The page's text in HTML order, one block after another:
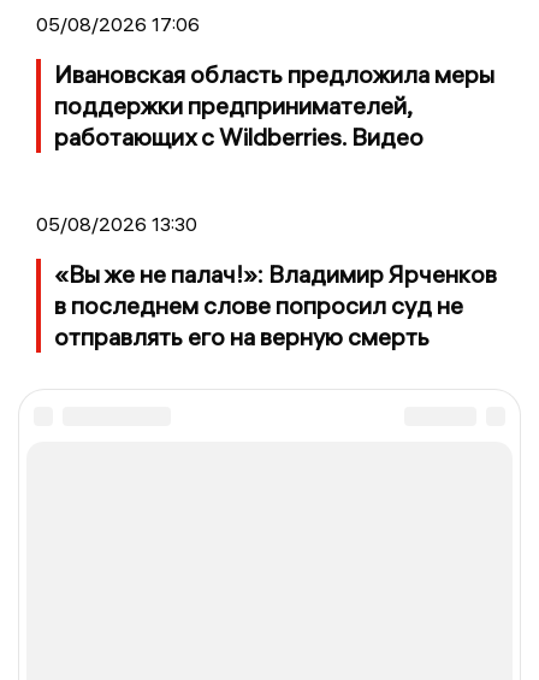
05/08/2026 17:06
Ивановская область предложила меры
поддержки предпринимателей,
работающих с Wildberries. Видео
05/08/2026 13:30
«Вы же не палач!»: Владимир Ярченков
в последнем слове попросил суд не
отправлять его на верную смерть